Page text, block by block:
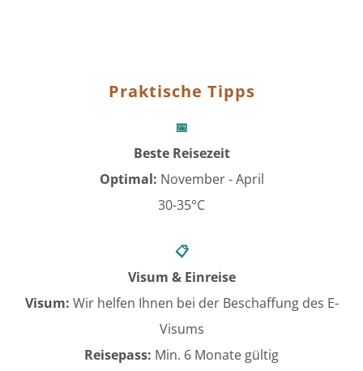
Praktische Tipps
📅
Beste Reisezeit
Optimal: November - April
30-35°C
📋
Visum & Einreise
Visum: Wir helfen Ihnen bei der Beschaffung des E-
Visums
Reisepass: Min. 6 Monate gültig